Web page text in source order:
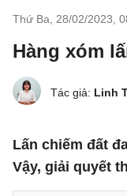
Thứ Ba, 28/02/2023
Hàng xóm
Tác giả: Linh
Lấn chiếm đất
Vậy, giải quyết